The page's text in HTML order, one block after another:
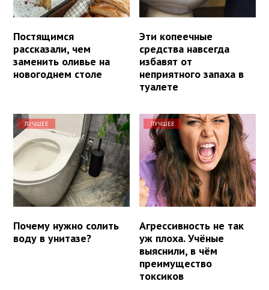
Постящимся
рассказали, чем
заменить оливье на
новогоднем столе
Эти копеечные
средства навсегда
избавят от
неприятного запаха в
туалете
ЛУЧШЕЕ
Почему нужно солить
воду в унитазе?
ЛУЧШЕЕ
Агрессивность не так
уж плоха. Учёные
выяснили, в чём
преимущество
токсиков